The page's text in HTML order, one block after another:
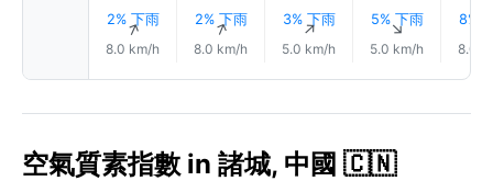
2% 下雨
↑
8.0 km/h
2% 下雨
↑
8.0 km/h
3% 下雨
↑
5.0 km/h
5% 下雨
↑
5.0 km/h
8%
8.0
空氣質素指數 in 諸城, 中國 🇨🇳